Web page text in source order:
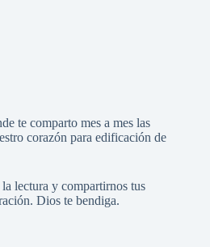
te comparto mes a mes las
corazón para edificación de
lectura y compartirnos tus
Dios te bendiga.